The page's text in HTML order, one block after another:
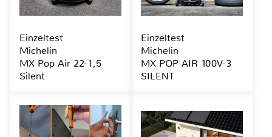
Einzeltest
Michelin
MX Pop Air 22-1,5
Silent
Einzeltest
Michelin
MX POP AIR 100V-3
SILENT